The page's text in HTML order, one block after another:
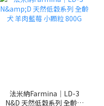
法米納Farmina｜LD-3
N&D 天然低穀系列 全齡犬